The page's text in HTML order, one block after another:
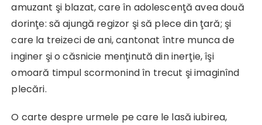
amuzant şi blazat, care în adolescenţă avea două
dorinţe: să ajungă regizor şi să plece din ţară; şi
care la treizeci de ani, cantonat între munca de
inginer şi o căsnicie menţinută din inerţie, îşi
omoară timpul scormonind în trecut şi imaginînd
plecări.
O carte despre urmele pe care le lasă iubirea,